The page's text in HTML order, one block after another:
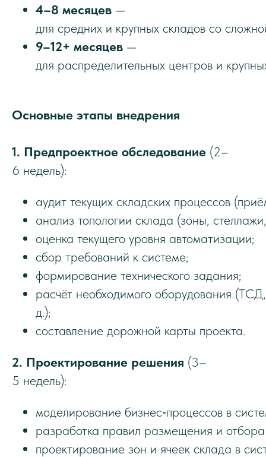
4–8 месяцев —
для средних и крупных складов со
9–12+ месяцев —
для распределительных центров и
Основные этапы внедрения
1. Предпроектное обследование (2–
6 недель):
аудит текущих складских процессов
анализ топологии склада (зоны,
оценка текущего уровня автоматизации;
сбор требований к системе;
формирование технического задания;
расчёт необходимого оборудования
д.);
составление дорожной карты проекта.
2. Проектирование решения (3–
5 недель):
моделирование бизнес‑процессов в
разработка правил размещения и отбора
проектирование зон и ячеек склада в